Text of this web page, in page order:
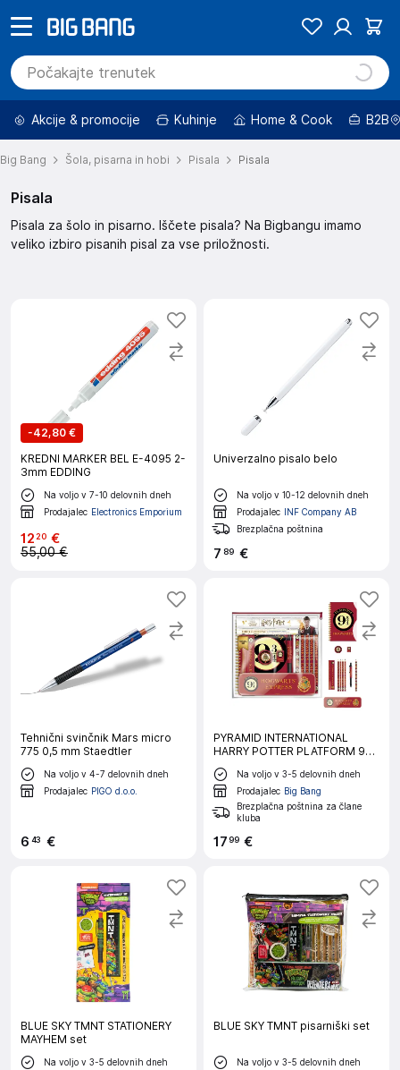
Akcije & promocije Kuhinje Home & Cook B2B
Big Bang Šola, pisarna in hobi Pisala Pisala
Pisala
Pisala za šolo in pisarno. Iščete pisala? Na Bigbangu imamo
veliko izbiro pisanih pisal za vse priložnosti.
-42,80 €
KREDNI MARKER BEL E-4095 2-
3mm EDDING
Na voljo v 7-10 delovnih dneh
Prodajalec Electronics Emporium
12 20 €
55,00 €
Univerzalno pisalo belo
Na voljo v 10-12 delovnih dneh
Prodajalec INF Company AB
Brezplačna poštnina
7 89 €
Tehnični svinčnik Mars micro
775 0,5 mm Staedtler
Na voljo v 4-7 delovnih dneh
Prodajalec PIGO d.o.o.
6 43 €
PYRAMID INTERNATIONAL
HARRY POTTER PLATFORM 9
3/4 pisarniški set
Na voljo v 3-5 delovnih dneh
Prodajalec Big Bang
Brezplačna poštnina za člane
kluba
1799 €
BLUE SKY TMNT STATIONERY
MAYHEM set
Na voljo v 3-5 delovnih dneh
BLUE SKY TMNT pisarniški set
Na voljo v 3-5 delovnih dneh